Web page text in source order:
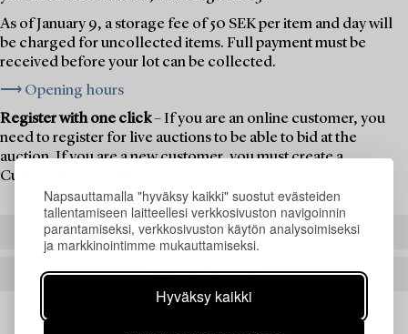
Napsauttamalla "hyväksy kaikki" suostut evästeiden
tallentamiseen laitteellesi verkkosivuston navigoinnin
parantamiseksi, verkkosivuston käytön analysoimiseksi
ja markkinointimme mukauttamiseksi.
Hyväksy kaikki
As of January 9, a storage fee of 50 SEK per item and day will
be charged for uncollected items. Full payment must be
received before your lot can be collected.
⟶ Opening hours
Register with one click– If you are an online customer, you
need to register for live auctions to be able to bid at the
auction. If you are a new customer, you must create a
Customer Account first.
REGISTER TO BID
CREATE AN ACCOUNT